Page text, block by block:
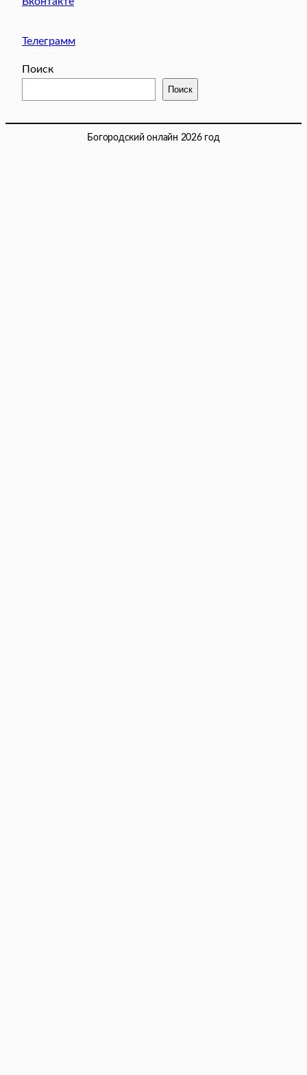
Телеграмм
Поиск
Поиск
Богородский онлайн 2026 год